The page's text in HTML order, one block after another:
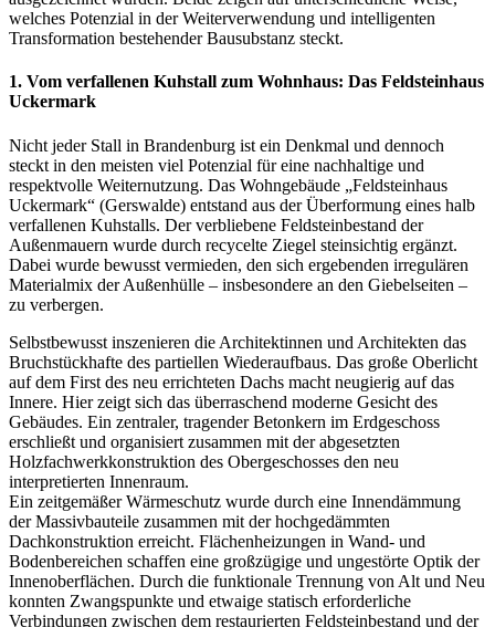
welches Potenzial in der Weiterverwendung und intelligenten
Transformation bestehender Bausubstanz steckt.
1. Vom verfallenen Kuhstall zum Wohnhaus: Das Feldsteinhaus
Uckermark
Nicht jeder Stall in Brandenburg ist ein Denkmal und dennoch
steckt in den meisten viel Potenzial für eine nachhaltige und
respektvolle Weiternutzung. Das Wohngebäude „Feldsteinhaus
Uckermark“ (Gerswalde) entstand aus der Überformung eines halb
verfallenen Kuhstalls. Der verbliebene Feldsteinbestand der
Außenmauern wurde durch recycelte Ziegel steinsichtig ergänzt.
Dabei wurde bewusst vermieden, den sich ergebenden irregulären
Materialmix der Außenhülle – insbesondere an den Giebelseiten –
zu verbergen.
Selbstbewusst inszenieren die Architektinnen und Architekten das
Bruchstückhafte des partiellen Wiederaufbaus. Das große Oberlicht
auf dem First des neu errichteten Dachs macht neugierig auf das
Innere. Hier zeigt sich das überraschend moderne Gesicht des
Gebäudes. Ein zentraler, tragender Betonkern im Erdgeschoss
erschließt und organisiert zusammen mit der abgesetzten
Holzfachwerkkonstruktion des Obergeschosses den neu
interpretierten Innenraum.
Ein zeitgemäßer Wärmeschutz wurde durch eine Innendämmung
der Massivbauteile zusammen mit der hochgedämmten
Dachkonstruktion erreicht. Flächenheizungen in Wand- und
Bodenbereichen schaffen eine großzügige und ungestörte Optik der
Innenoberflächen. Durch die funktionale Trennung von Alt und Neu
konnten Zwangspunkte und etwaige statisch erforderliche
Verbindungen zwischen dem restaurierten Feldsteinbestand und der